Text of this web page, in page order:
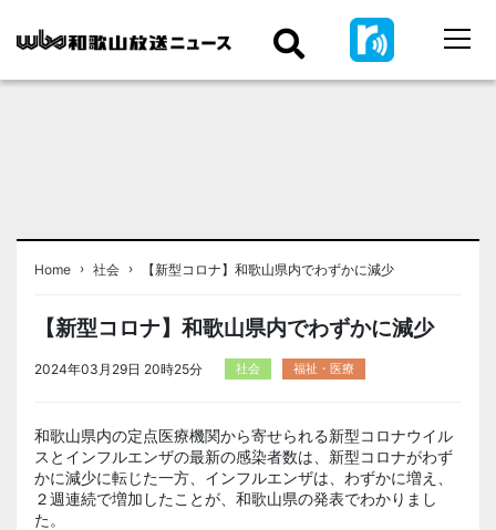
Home › 社会 › 【新型コロナ】和歌山県内でわずかに減少
【新型コロナ】和歌山県内でわずかに減少
2024年03月29日 20時25分 社会 福祉・医療
和歌山県内の定点医療機関から寄せられる新型コロナウイル
スとインフルエンザの最新の感染者数は、新型コロナがわず
かに減少に転じた一方、インフルエンザは、わずかに増え、
２週連続で増加したことが、和歌山県の発表でわかりまし
た。